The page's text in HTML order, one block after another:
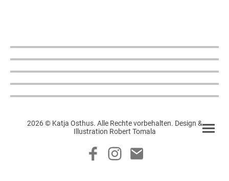
2026 © Katja Osthus. Alle Rechte vorbehalten. Design &
Illustration Robert Tomala